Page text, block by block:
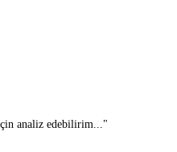
analiz edebilirim..."